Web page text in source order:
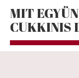
MIT
CUKKINIS